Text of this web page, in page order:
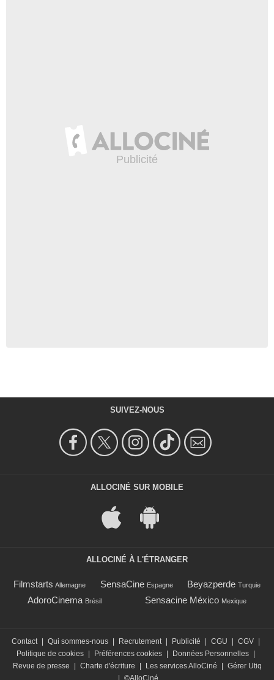
SUIVEZ-NOUS
ALLOCINÉ SUR MOBILE
ALLOCINÉ À L'ÉTRANGER
Filmstarts Allemagne SensaCine Espagne Beyazperde Turquie
AdoroCinema Brésil Sensacine México Mexique
Contact Qui sommes-nous Recrutement Publicité CGU CGV
Politique de cookies
Préférences cookies Données Personnelles
Revue de presse
Charte d'écriture Les services AlloCiné
Gérer Utiq